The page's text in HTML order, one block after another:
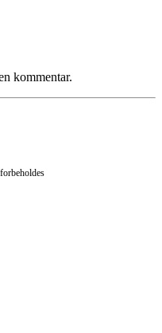
kommentar.